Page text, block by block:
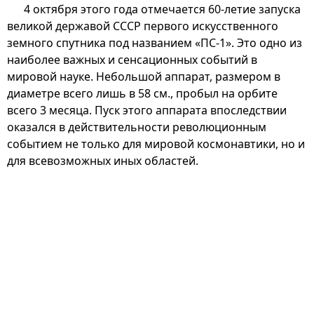
4 октября этого года отмечается 60-летие запуска
великой державой СССР первого искусственного
земного спутника под названием «ПС-1». Это одно из
наиболее важных и сенсационных событий в
мировой науке. Небольшой аппарат, размером в
диаметре всего лишь в 58 см., пробыл на орбите
всего 3 месяца. Пуск этого аппарата впоследствии
оказался в действительности революционным
событием не только для мировой космонавтики, но и
для всевозможных иных областей.